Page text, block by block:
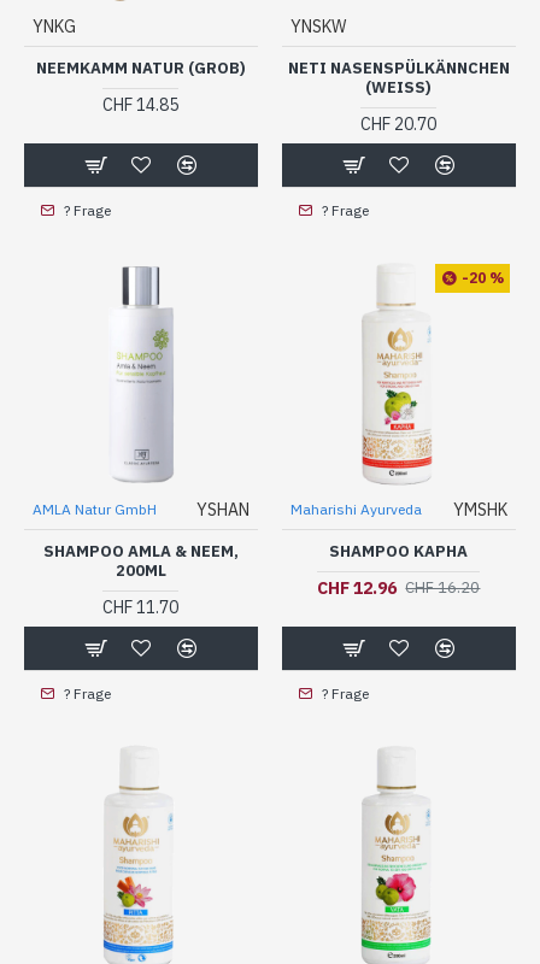
YNKG
NEEMKAMM NATUR (GROB)
CHF 14.85
? Frage
YNSKW
NETI NASENSPÜLKÄNNCHEN
(WEISS)
CHF 20.70
? Frage
AMLA Natur GmbH YSHAN
SHAMPOO AMLA & NEEM,
200ML
CHF 11.70
? Frage
-20 %
Maharishi Ayurveda YMSHK
SHAMPOO KAPHA
CHF 12.96 CHF 16.20
? Frage